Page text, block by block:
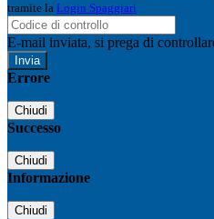
tramite la Login Spaggiari
E-mail inviata, si prega di
Errore
Chiudi
Successo
Chiudi
Informazione
Chiudi